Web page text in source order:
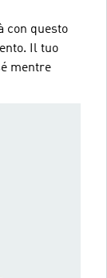
con questo
Il tuo
mentre